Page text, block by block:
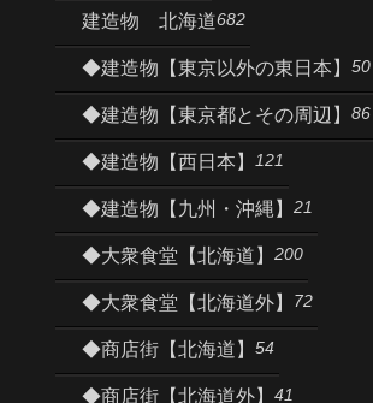
建造物 北海道682
◆建造物【東京以外の東日本】 50
◆建造物【東京都とその周辺】 86
◆建造物【西日本】 121
◆建造物【九州・沖縄】 21
◆大衆食堂【北海道】 200
◆大衆食堂【北海道外】 72
◆商店街【北海道】 54
◆商店街【北海道外】 41